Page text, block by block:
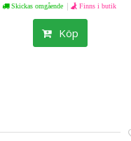
Skickas omgående | Finns i butik
Köp